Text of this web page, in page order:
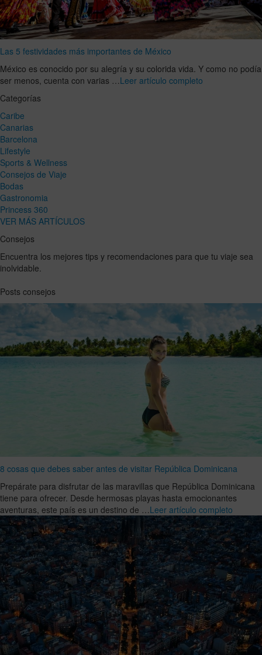
Las 5 festividades más importantes de México
México es conocido por su alegría y su colorida vida. Y como no podía
ser menos, cuenta con varias …Leer artículo completo
Categorías
Caribe
Canarias
Barcelona
Lifestyle
Sports & Wellness
Consejos de Viaje
Bodas
Gastronomia
Princess 360
VER MÁS ARTÍCULOS
Consejos
Encuentra los mejores tips y recomendaciones para que tu viaje sea
inolvidable.
Posts consejos
8 cosas que debes saber antes de visitar República Dominicana
Prepárate para disfrutar de las maravillas que República Dominicana
tiene para ofrecer. Desde hermosas playas hasta emocionantes
aventuras, este país es un destino de …Leer artículo completo